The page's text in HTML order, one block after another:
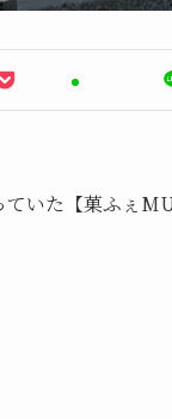
ていた【菓ふぇ